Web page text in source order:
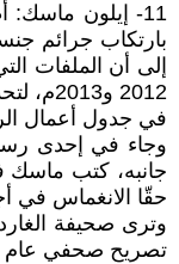
11- إيلون ماسك:
بارتكاب جرائم
إلى أن الملفات
2012
في جدول أعمال
وجاء في إحدى
جانبه، كتب ماسك
حقّا الانغماس في
وترى صحيفة